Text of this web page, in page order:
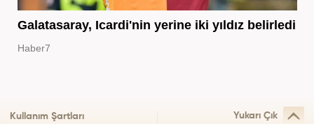
Galatasaray, Icardi'nin yerine iki yıldız belirledi
Haber7
Kullanım Şartları Yukarı Çık